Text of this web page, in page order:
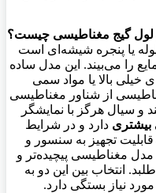
لول گیج مغناطیسی چیست؟
یا پنجره شیشه‌ای است
را می‌بیند. این مدل ساده
خیلی بالا یا مواد سمی
از شناور مغناطیسی
و سیال هرگز با نمایشگر
بیشتری دارد و در شرایط
تجهیز به سنسور و
مدل مغناطیسی پیچیده‌تر و
انتخاب بین این دو به
نیاز بستگی دارد.